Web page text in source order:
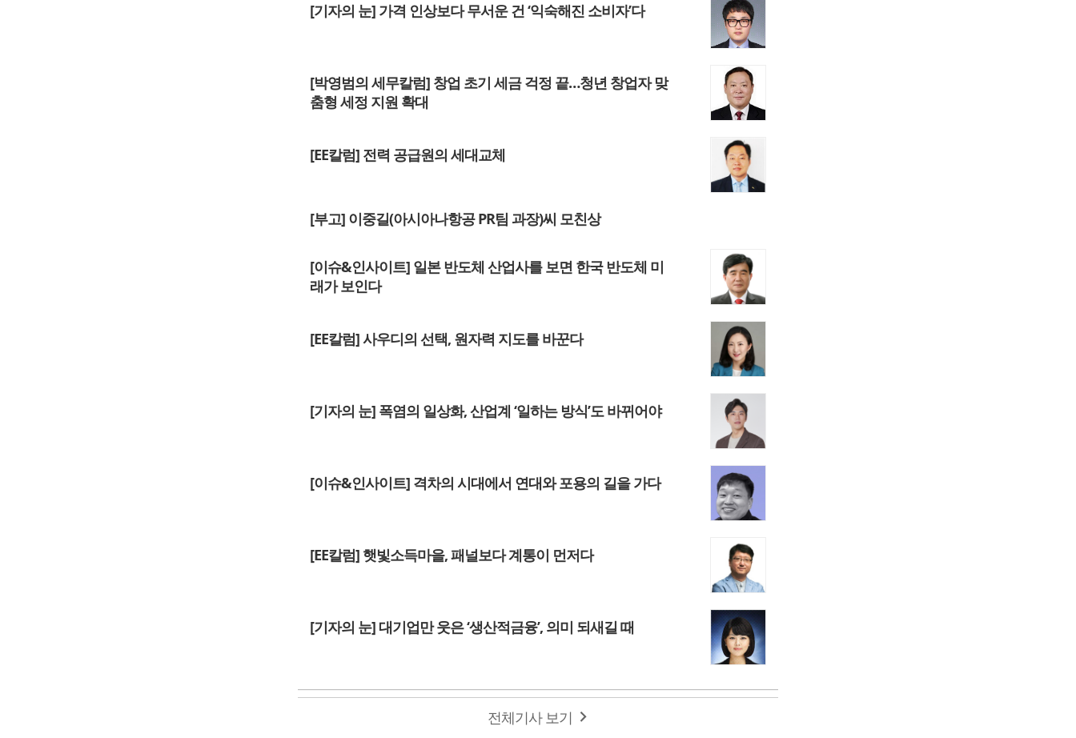
[기자의 눈] 가격 인상보다 무서운 건 ‘익숙해진 소비자’다
[박영범의 세무칼럼] 창업 초기 세금 걱정 끝…청년 창업자 맞
춤형 세정 지원 확대
[EE칼럼] 전력 공급원의 세대교체
[부고] 이중길(아시아나항공 PR팀 과장)씨 모친상
[이슈&인사이트] 일본 반도체 산업사를 보면 한국 반도체 미
래가 보인다
[EE칼럼] 사우디의 선택, 원자력 지도를 바꾼다
[기자의 눈] 폭염의 일상화, 산업계 ‘일하는 방식’도 바뀌어야
[이슈&인사이트] 격차의 시대에서 연대와 포용의 길을 가다
[EE칼럼] 햇빛소득마을, 패널보다 계통이 먼저다
[기자의 눈] 대기업만 웃은 ‘생산적금융’, 의미 되새길 때
전체기사 보기